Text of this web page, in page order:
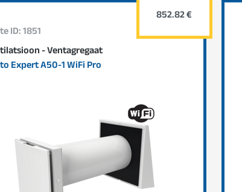
ID: 1851
- Ventagregaat
Expert A50-1 WiFi Pro
852.82 €